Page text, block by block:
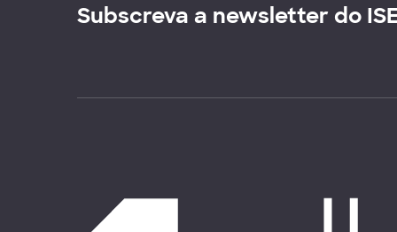
Subscreva a newsletter do